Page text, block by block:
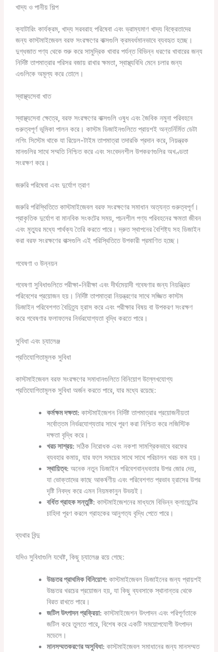
খাদ্য ও পানীয় শিল্প
ক্যাটারিং কার্যক্রম, খাদ্য সরবরাহ পরিষেবা এবং ভ্রাম্যমাণ খাদ্য বিক্রেতাদের
জন্য কাস্টমাইজেবল বরফ সংরক্ষণের বাক্সগুলি ক্রমবর্ধমানভাবে ব্যবহৃত হচ্ছে।
দুগ্ধজাত পণ্য থেকে শুরু করে সামুদ্রিক খাবার পর্যন্ত বিভিন্ন ধরণের খাবারের জন্য
নির্দিষ্ট তাপমাত্রার পরিসর বজায় রাখার ক্ষমতা, স্বাস্থ্যবিধি মেনে চলার জন্য
এগুলিকে অমূল্য করে তোলে।
স্বাস্থ্যসেবা খাত
স্বাস্থ্যসেবা ক্ষেত্রে, বরফ সংরক্ষণের বাক্সগুলি ওষুধ এবং জৈবিক নমুনা পরিবহনে
গুরুত্বপূর্ণ ভূমিকা পালন করে। কাস্টম ডিজাইনগুলিতে প্রায়শই অন্তর্নির্মিত ডেটা
লগিং সিস্টেম থাকে যা রিয়েল-টাইম তাপমাত্রা তদারকি প্রদান করে, নিয়ন্ত্রক
মানগুলির সাথে সম্মতি নিশ্চিত করে এবং সংবেদনশীল উপকরণগুলির অখণ্ডতা
সংরক্ষণ করে।
জরুরি পরিষেবা এবং দুর্যোগ ত্রাণ
জরুরি পরিস্থিতিতে কাস্টমাইজেবল বরফ সংরক্ষণের সমাধান অত্যন্ত গুরুত্বপূর্ণ।
প্রাকৃতিক দুর্যোগ বা মানবিক সংকটের সময়, পচনশীল পণ্য পরিবহনের ক্ষমতা জীবন
এবং মৃত্যুর মধ্যে পার্থক্য তৈরি করতে পারে। দ্রুত স্থাপনের বৈশিষ্ট্য সহ ডিজাইন
করা বরফ সংরক্ষণের বাক্সগুলি এই পরিস্থিতিতে উপকারী প্রমাণিত হচ্ছে।
গবেষণা ও উন্নয়ন
গবেষণা সুবিধাগুলিতে পরীক্ষা-নিরীক্ষা এবং দীর্ঘমেয়াদী গবেষণার জন্য নিয়ন্ত্রিত
পরিবেশের প্রয়োজন হয়। নির্দিষ্ট তাপমাত্রা নিয়ন্ত্রণের সাথে সজ্জিত কাস্টম
ডিজাইন পরিবেশগত বৈচিত্র্য হ্রাস করে এবং পরীক্ষার বিষয় বা উপকরণ সংরক্ষণ
করে গবেষণার ফলাফলের নির্ভরযোগ্যতা বৃদ্ধি করতে পারে।
সুবিধা এবং চ্যালেঞ্জ
প্রতিযোগিতামূলক সুবিধা
কাস্টমাইজেবল বরফ সংরক্ষণের সমাধানগুলিতে বিনিয়োগ উল্লেখযোগ্য
প্রতিযোগিতামূলক সুবিধা অর্জন করতে পারে, যার মধ্যে রয়েছে:
কর্মক্ষম দক্ষতা: কাস্টমাইজেশন নির্দিষ্ট তাপমাত্রার প্রয়োজনীয়তা
সর্বোত্তম নির্ভরযোগ্যতার সাথে পূরণ করা নিশ্চিত করে লজিস্টিক
দক্ষতা বৃদ্ধি করে।
খরচ সাশ্রয়: সঠিক নিরোধক এবং নকশা সামগ্রিকভাবে বরফের
ব্যবহার কমায়, যার ফলে সময়ের সাথে সাথে পরিচালন খরচ কম হয়।
স্থায়িত্ব: অনেক নতুন ডিজাইন পরিবেশবান্ধবতার উপর জোর দেয়,
যা ভোক্তাদের কাছে আকর্ষণীয় এবং পরিবেশগত প্রভাব হ্রাসের উপর
দৃষ্টি নিবদ্ধ করে এমন নিয়মকানুন উভয়ই।
বর্ধিত গ্রাহক সন্তুষ্টি: কাস্টমাইজেশনের মাধ্যমে বিভিন্ন ক্লায়েন্টের
চাহিদা পূরণ করলে গ্রাহকের আনুগত্য বৃদ্ধি পেতে পারে।
ব্যথার বিন্দু
যদিও সুবিধাগুলি যথেষ্ট, কিছু চ্যালেঞ্জ রয়ে গেছে:
উচ্চতর প্রাথমিক বিনিয়োগ: কাস্টমাইজেবল ডিজাইনের জন্য প্রায়শই
উচ্চতর খরচের প্রয়োজন হয়, যা কিছু ব্যবসাকে স্থানান্তর থেকে
বিরত রাখতে পারে।
জটিল উৎপাদন প্রক্রিয়া: কাস্টমাইজেশন উৎপাদন এবং পরিপূর্ণতাকে
জটিল করে তুলতে পারে, বিশেষ করে একটি সময়োপযোগী উৎপাদন
মডেলে।
মানসম্মতকরণের অসুবিধা: কাস্টমাইজেবল সমাধানের জন্য মানসম্মত